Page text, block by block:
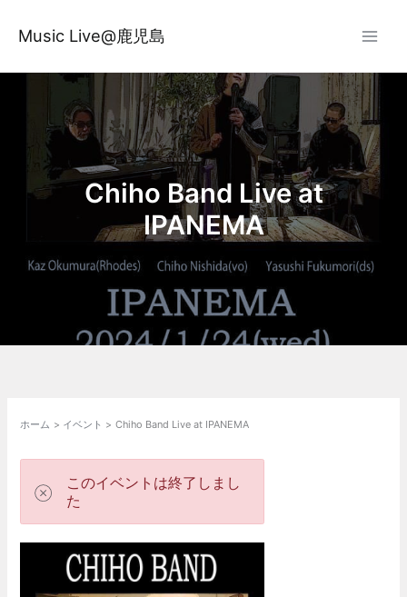
ス
Music Live@鹿児島
Chiho Band Live at
IPANEMA
ホーム イベント Chiho Band Live at IPANEMA
このイベントは終了しまし
た